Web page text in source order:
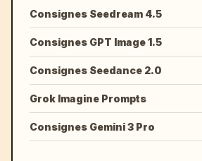
Consignes Seedream 4.5
Consignes GPT Image 1.5
Consignes Seedance 2.0
Grok Imagine Prompts
Consignes Gemini 3 Pro